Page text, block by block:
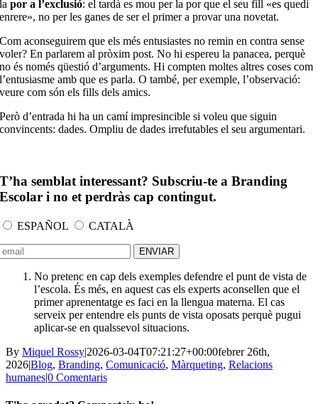
lapor a l’exclusió: el tardà es mou per la por que el seu fill «es quedi
enrere», no per les ganes de ser el primer a provar una novetat.
Com aconseguirem que els més entusiastes no remin en contra sense
voler? En parlarem al pròxim post. No hi espereu la panacea, perquè
no és només qüestió d’arguments. Hi compten moltes altres coses com
l’entusiasme amb que es parla. O també, per exemple, l’observació:
veure com són els fills dels amics.
Però d’entrada hi ha un camí impresincible si voleu que siguin
convincents: dades. Ompliu de dades irrefutables el seu argumentari.
T’ha semblat interessant? Subscriu-te a Branding
Escolar i no et perdràs cap contingut.
ESPAÑOL CATALÀ
No pretenc en cap dels exemples defendre el punt de vista de
l’escola. És més, en aquest cas els experts aconsellen que el
primer aprenentatge es faci en la llengua materna. El cas
serveix per entendre els punts de vista oposats perquè pugui
aplicar-se en qualssevol situacions.
By Miquel Rossy|2026-03-04T07:21:27+00:00febrer 26th,
2026|Blog, Branding, Comunicació, Màrqueting, Relacions
humanes|0 Comentaris